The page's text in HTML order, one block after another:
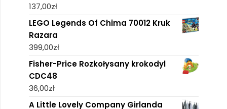
137,00zł
LEGO Legends Of Chima 70012 Kruk
Razara
399,00zł
Fisher-Price Rozkołysany krokodyl
CDC48
36,00zł
A Little Lovely Company Girlanda